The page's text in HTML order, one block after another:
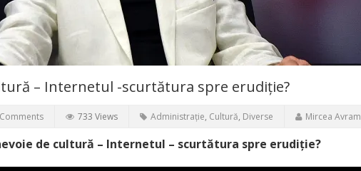
– Internetul -scurtătura spre erudiție?
733 Views Administrație, Cultură, Diverse Mircea Avram
de cultură – Internetul – scurtătura spre erudiție?